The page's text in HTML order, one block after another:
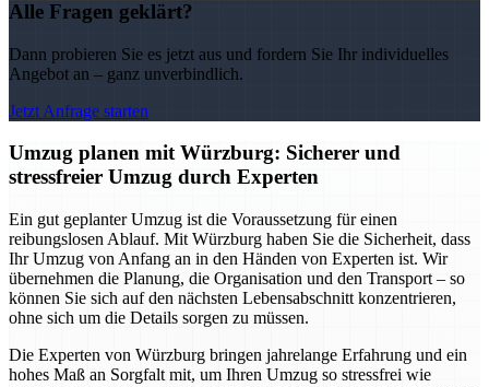
Alle Fragen geklärt?
Dann probieren Sie es jetzt aus und fordern Sie Ihr individuelles
Angebot an – ganz unverbindlich.
Jetzt Anfrage starten
Umzug planen mit Würzburg: Sicherer und
stressfreier Umzug durch Experten
Ein gut geplanter Umzug ist die Voraussetzung für einen
reibungslosen Ablauf. Mit Würzburg haben Sie die Sicherheit, dass
Ihr Umzug von Anfang an in den Händen von Experten ist. Wir
übernehmen die Planung, die Organisation und den Transport – so
können Sie sich auf den nächsten Lebensabschnitt konzentrieren,
ohne sich um die Details sorgen zu müssen.
Die Experten von Würzburg bringen jahrelange Erfahrung und ein
hohes Maß an Sorgfalt mit, um Ihren Umzug so stressfrei wie